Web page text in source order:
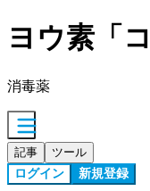
ヨウ素「
消毒薬
記事 ツール
ログイン 新規登録